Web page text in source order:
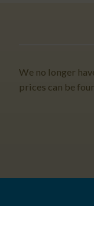
We no longer
prices can be